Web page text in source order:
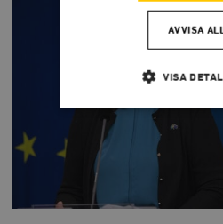
AVVISA
VISA
Strikt nödvändigt
Strikt nödvändiga kakor tillåter